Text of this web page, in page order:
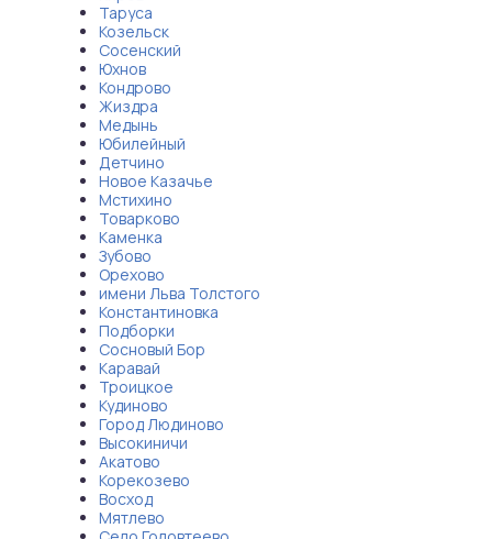
Таруса
Козельск
Сосенский
Юхнов
Кондрово
Жиздра
Медынь
Юбилейный
Детчино
Новое Казачье
Мстихино
Товарково
Каменка
Зубово
Орехово
имени Льва Толстого
Константиновка
Подборки
Сосновый Бор
Каравай
Троицкое
Кудиново
Город Людиново
Высокиничи
Акатово
Корекозево
Восход
Мятлево